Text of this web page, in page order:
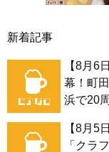
新着記事
【8月6
幕！町
浜で20
【8月5
「クラ